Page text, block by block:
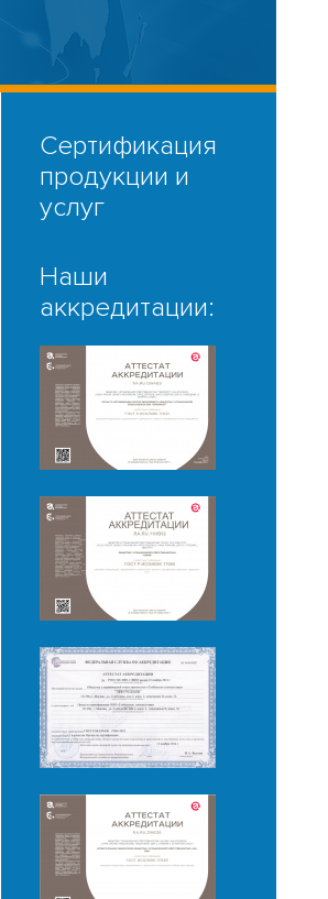
Сертификация
продукции и
услуг
Наши
аккредитации: